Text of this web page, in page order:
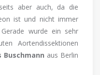
aber auch, da die
ist und nicht immer
wurde ein sehr
Aortendissektionen
Buschmann aus Berlin